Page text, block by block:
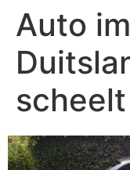
Auto